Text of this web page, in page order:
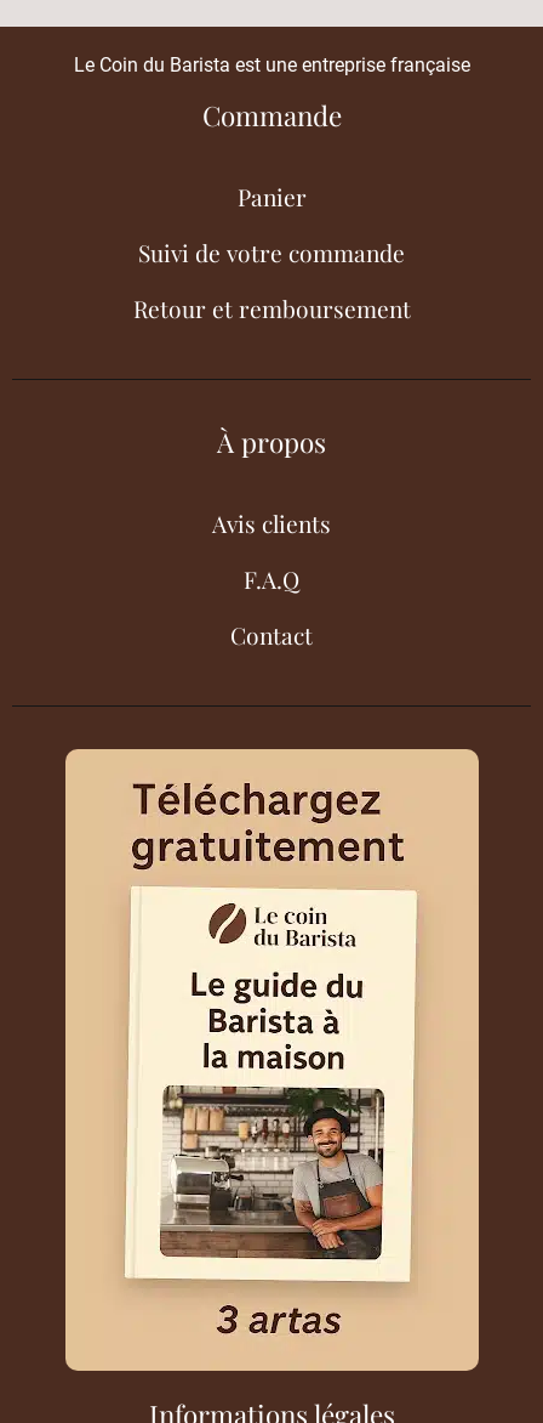
Le Coin du Barista est une entreprise française
Commande
Panier
Suivi de votre commande
Retour et remboursement
À propos
Avis clients
F.A.Q
Contact
Informations légales